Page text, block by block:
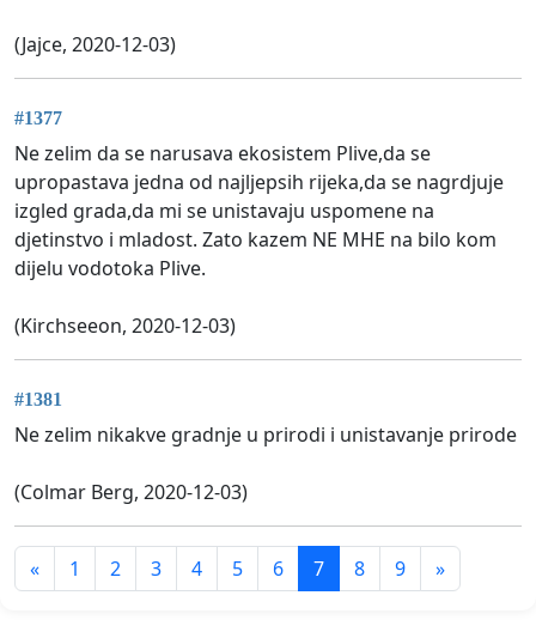
(Jajce, 2020-12-03)
#1377
Ne zelim da se narusava ekosistem Plive,da se
upropastava jedna od najljepsih rijeka,da se nagrdjuje
izgled grada,da mi se unistavaju uspomene na
djetinstvo i mladost. Zato kazem NE MHE na bilo kom
dijelu vodotoka Plive.
(Kirchseeon, 2020-12-03)
#1381
Ne zelim nikakve gradnje u prirodi i unistavanje prirode
(Colmar Berg, 2020-12-03)
« 1 2 3 4 5 6 7 8 9 »